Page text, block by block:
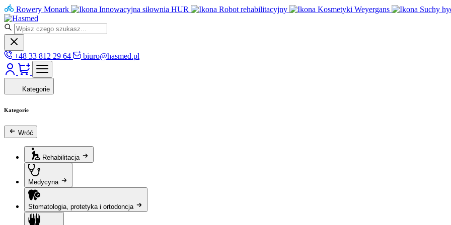
Rowery Monark Innowacyjna siłownia HUR Robot rehabilitacyjny Kosmetyki Weyergans Suchy
+48 33 812 29 64 biuro@hasmed.pl
Kategorie
Kategorie
Wróć
Rehabilitacja
Medycyna
Stomatologia, protetyka i ortodoncja